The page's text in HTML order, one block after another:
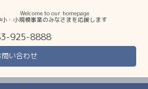
Welcome to our homepage
・小規模事業のみなさまを応援します
925-8888
問い合わせ